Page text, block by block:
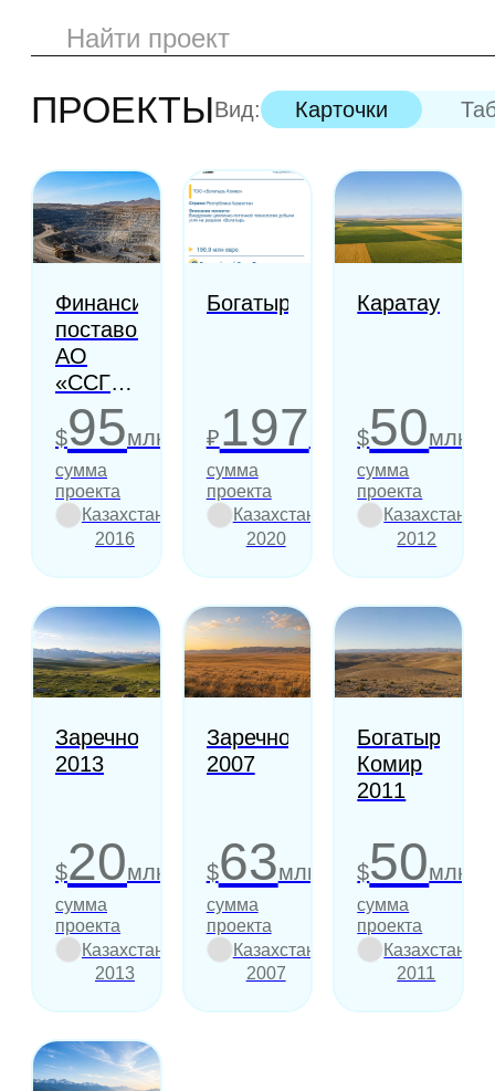
ПРОЕКТЫВид: Карточки
Финансирование
поставок
АО
«ССГПО»
на
Магнитогорский
МК
$95млн
сумма
проекта
Казахстан
2016
Богатырь-2020
₽197
сумма
проекта
Казахстан
2020
Каратау
$50млн
сумма
проекта
Казахстан
2012
Заречное
2013
$20млн
сумма
проекта
Казахстан
2013
Заречное
2007
$63млн
сумма
проекта
Казахстан
2007
Богатырь
Комир
2011
$50млн
сумма
проекта
Казахстан
2011